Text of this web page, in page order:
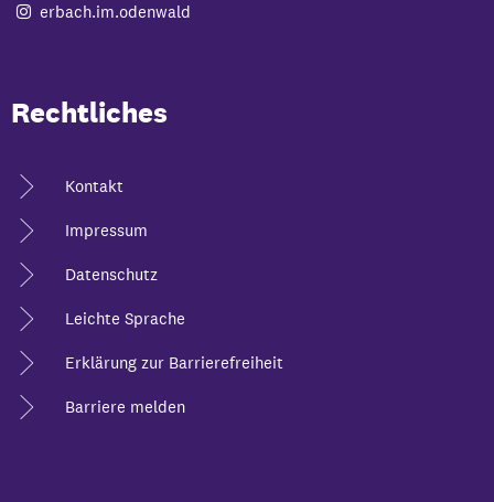
erbach.im.odenwald
Rechtliches
Kontakt
Impressum
Datenschutz
Leichte Sprache
Erklärung zur Barrierefreiheit
Barriere melden